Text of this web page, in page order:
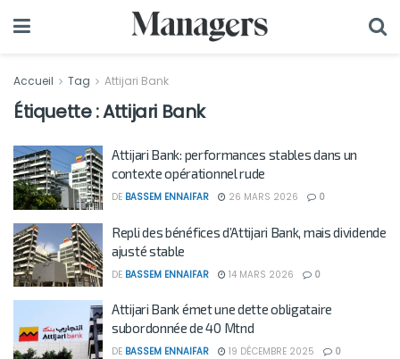
Accueil Tag Attijari Bank
Étiquette :Attijari Bank
Attijari Bank: performances stables dans un
contexte opérationnel rude
DE BASSEM ENNAIFAR 26 MARS 2026 0
Repli des bénéfices d’Attijari Bank, mais dividende
ajusté stable
DE BASSEM ENNAIFAR 14 MARS 2026 0
Attijari Bank émet une dette obligataire
subordonnée de 40 Mtnd
DE BASSEM ENNAIFAR 19 DÉCEMBRE 2025 0